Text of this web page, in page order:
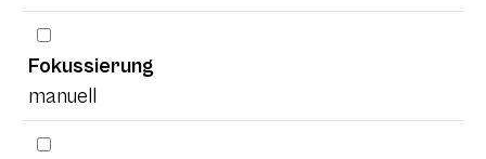
Fokussierung
manuell